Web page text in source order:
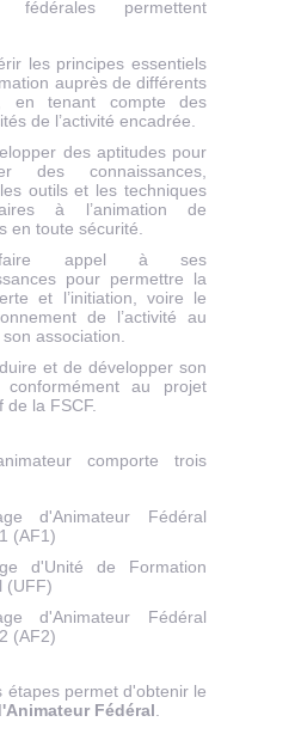
fédérales permettent
les principes essentiels
auprès de différents
en tenant compte des
de l’activité encadrée.
des aptitudes pour
des connaissances,
outils et les techniques
à l’animation de
en toute sécurité.
appel à ses
pour permettre la
et l’initiation, voire le
de l’activité au
association.
et de développer son
conformément au projet
de la FSCF.
comporte trois
d'Animateur Fédéral
(AF1)
d'Unité de Formation
(UFF)
d'Animateur Fédéral
(AF2)
étapes permet d'obtenir le
Fédéral